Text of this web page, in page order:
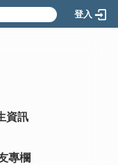
登入
資訊
專欄